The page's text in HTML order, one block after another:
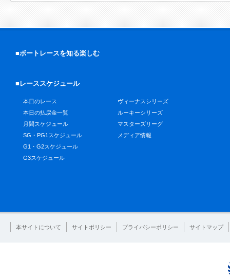
■ボートレースを知る楽しむ
■レーススケジュール
本日のレース
本日の払戻金一覧
月間スケジュール
SG・PG1スケジュール
G1・G2スケジュール
G3スケジュール
ヴィーナスシリーズ
ルーキーシリーズ
マスターズリーグ
メディア情報
本サイトについて サイトポリシー プライバシーポリシー サイトマップ